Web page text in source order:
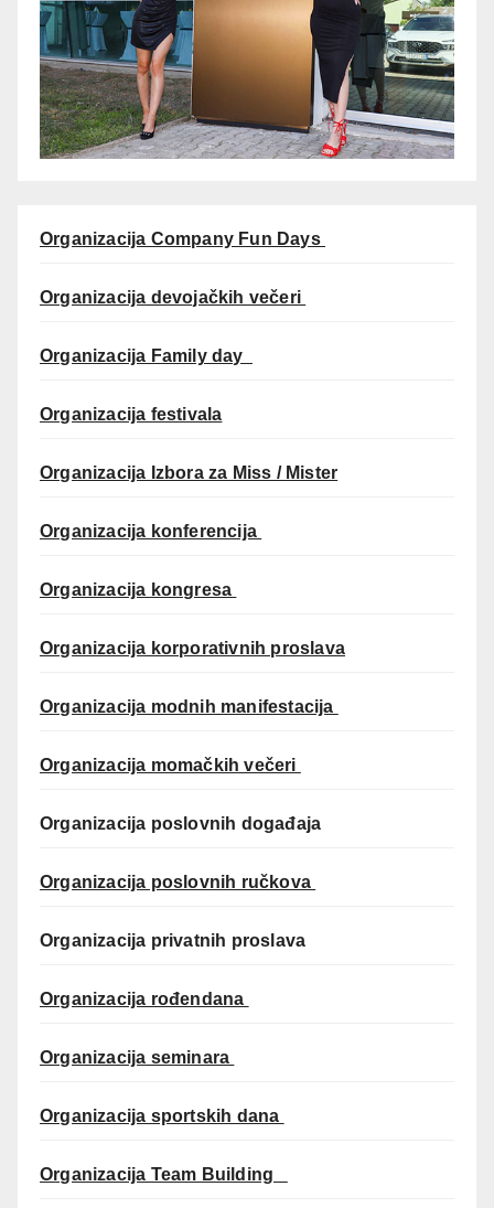
Organizacija Company Fun Days
Organizacija devojačkih večeri
Organizacija Family day
Organizacija festivala
Organizacija Izbora za Miss / Mister
Organizacija konferencija
Organizacija kongresa
Organizacija korporativnih proslava
Organizacija modnih manifestacija
Organizacija momačkih večeri
Organizacija poslovnih događaja
Organizacija poslovnih ručkova
Organizacija privatnih proslava
Organizacija rođendana
Organizacija seminara
Organizacija sportskih dana
Organizacija Team Building